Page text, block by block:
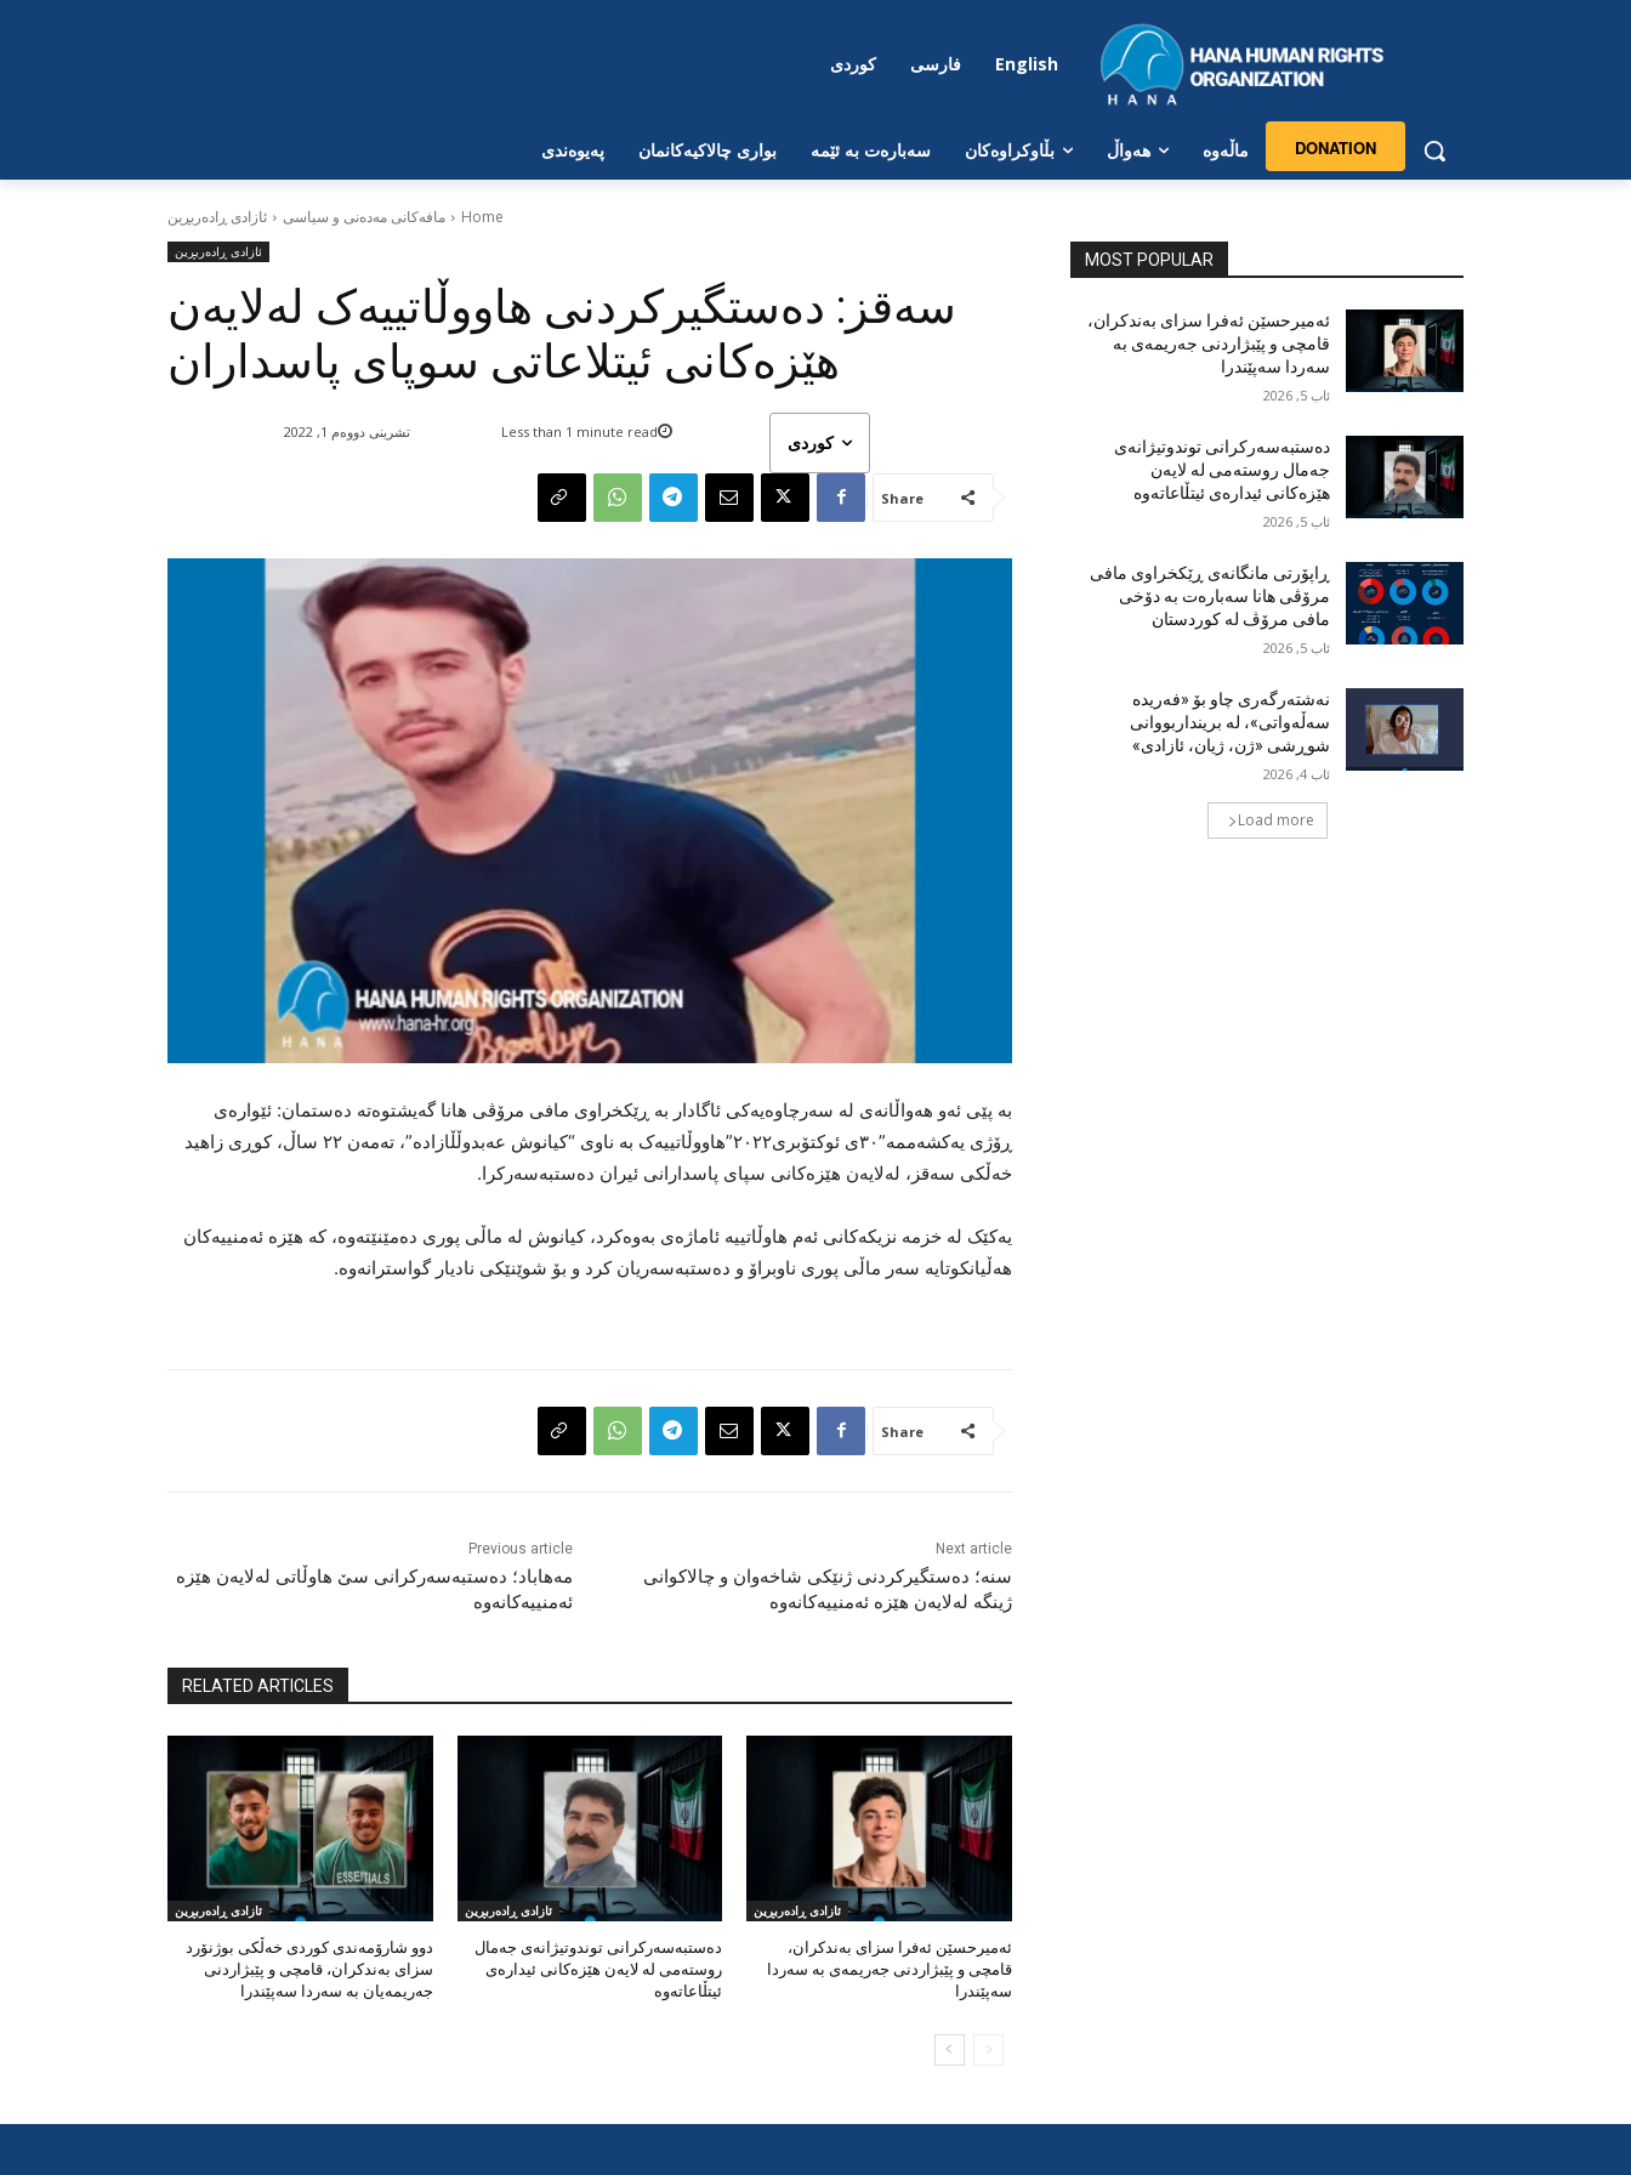
English فارسی کوردی
ماڵەوە هەواڵ بڵاوکراوەکان سەبارەت بە ئێمە بواری چالاکیەکانمان پەیوەندی DONATION
Home مافەکانی مەدەنی و سیاسی ئازادی ڕادەربڕین
ئازادی ڕادەربڕین
سەقز: دەستگیرکردنی هاووڵاتییەک لەلایەن
هێزەکانی ئیتلاعاتی سوپای پاسداران
تشرینی دووەم 1, 2022 Less than 1 minute read کوردی
Share
بە پێی ئەو هەواڵانەی لە سەرچاوەیەکی ئاگادار به ڕێکخراوی مافی مرۆڤی هانا گەیشتوەتە دەستمان: ئێوارەی
ڕۆژی یەکشەممە”٣٠ی ئوکتۆبری٢٠٢٢”هاووڵاتییەک بە ناوی “کیانوش عەبدوڵڵازادە”، تەمەن ٢٢ ساڵ، کوڕی زاهید
خەڵکی سەقز، لەلایەن هێزەکانی سپای پاسدارانی ئیران دەستبەسەرکرا.
یەکێک لە خزمە ​​نزیکەکانی ئەم هاوڵاتییە ئاماژەی بەوەکرد، کیانوش لە ماڵی پوری دەمێنێتەوە، کە هێزە ئەمنییەکان
هەڵیانکوتایە سەر ماڵی پوری ناوبراۆ و دەستبەسەریان کرد و بۆ شوێنێکی نادیار گواسترانەوە.
Share
Previous article
مەهاباد؛ دەستبەسەرکرانی سێ هاوڵاتی لەلایەن هێزە
ئەمنییەکانەوە
Next article
سنە؛ دەستگیرکردنی ژنێکی شاخەوان و چالاکوانی
ژینگە لەلایەن هێزە ئەمنییەکانەوە
RELATED ARTICLES
ئازادی ڕادەربڕین
ئەمیرحسێن ئەفرا سزای بەندکران،
قامچی و پێبژاردنی جەریمەی بە سەردا
سەپێندرا
ئازادی ڕادەربڕین
دەستبەسەرکرانی توندوتیژانەی جەمال
روستەمی لە لایەن هێزەکانی ئیدارەی
ئیتڵاعاتەوە
ئازادی ڕادەربڕین
دوو شارۆمەندی کوردی خەڵکی بوژنۆرد
سزای بەندکران، قامچی و پێبژاردنی
جەریمەیان بە سەردا سەپێندرا
MOST POPULAR
ئەمیرحسێن ئەفرا سزای بەندکران،
قامچی و پێبژاردنی جەریمەی بە
سەردا سەپێندرا
ئاب 5, 2026
دەستبەسەرکرانی توندوتیژانەی
جەمال روستەمی لە لایەن
هێزەکانی ئیدارەی ئیتڵاعاتەوە
ئاب 5, 2026
ڕاپۆرتی مانگانەی ڕێکخراوی مافی
مرۆڤی هانا سەبارەت بە دۆخی
مافی مرۆڤ لە کوردستان
ئاب 5, 2026
نەشتەرگەری چاو بۆ «فەریدە
سەڵەواتی»، لە برینداربووانی
شوڕشی «ژن، ژیان، ئازادی»
ئاب 4, 2026
Load more